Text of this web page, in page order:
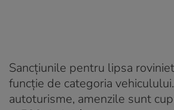
Sancțiunile pentru lipsa
funcție de categoria
autoturisme, amenzile sunt